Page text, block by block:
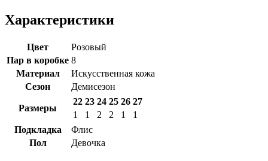
Характеристики
Цвет
Розовый
Пар в коробке 8
Материал
Искусственная кожа
Сезон
Демисезон
Размеры
22 23 24 25 26 27
1
1 2 2 1
1
Подкладка
Флис
Пол
Девочка